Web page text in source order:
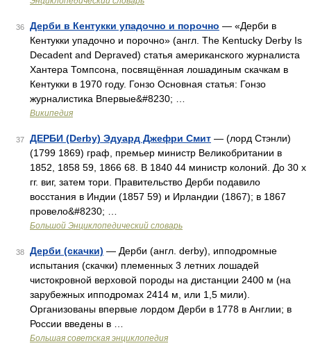
36 Дерби в Кентукки упадочно и порочно — «Дерби в
Кентукки упадочно и порочно» (англ. The Kentucky Derby Is
Decadent and Depraved) статья американского журналиста
Хантера Томпсона, посвящённая лошадиным скачкам в
Кентукки в 1970 году. Гонзо Основная статья: Гонзо
журналистика Впервые&#8230; …
Википедия
37 ДЕРБИ (Derby) Эдуард Джефри Смит — (лорд Стэнли)
(1799 1869) граф, премьер министр Великобритании в
1852, 1858 59, 1866 68. В 1840 44 министр колоний. До 30 х
гг. виг, затем тори. Правительство Дерби подавило
восстания в Индии (1857 59) и Ирландии (1867); в 1867
провело&#8230; …
Большой Энциклопедический словарь
38 Дерби (скачки) — Дерби (англ. derby), ипподромные
испытания (скачки) племенных 3 летних лошадей
чистокровной верховой породы на дистанции 2400 м (на
зарубежных ипподромах 2414 м, или 1,5 мили).
Организованы впервые лордом Дерби в 1778 в Англии; в
России введены в …
Большая советская энциклопедия